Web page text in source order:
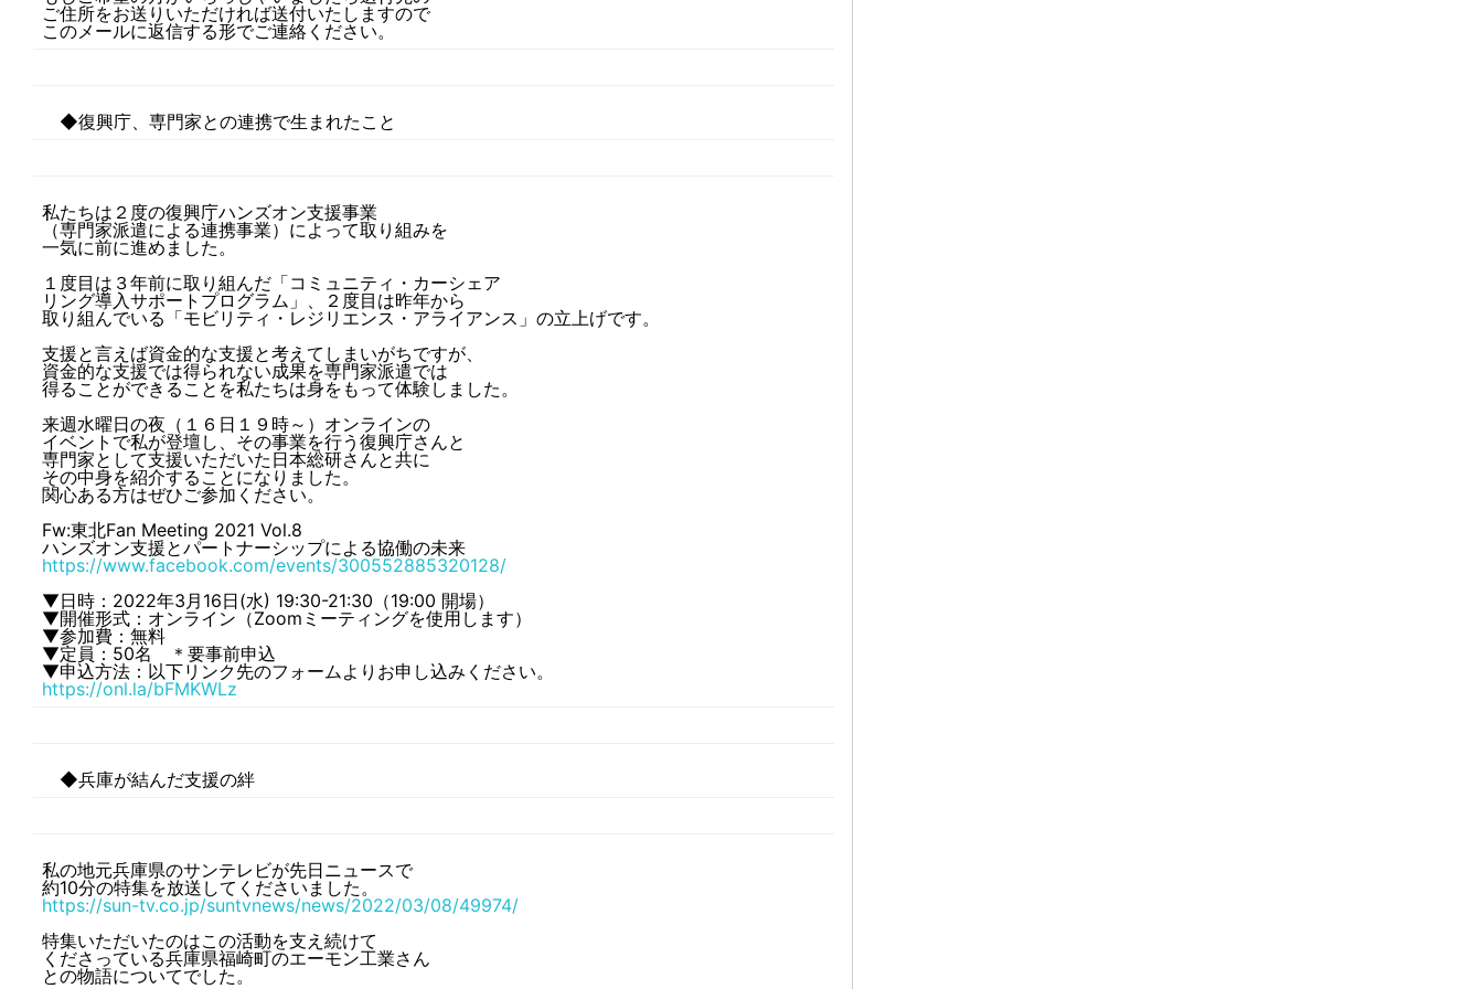
ご住所をお送りいただければ送付いたしますので
このメールに返信する形でご連絡ください。
◆復興庁、専門家との連携で生まれたこと
私たちは２度の復興庁ハンズオン支援事業
（専門家派遣による連携事業）によって取り組みを
一気に前に進めました。
１度目は３年前に取り組んだ「コミュニティ・カーシェア
リング導入サポートプログラム」、２度目は昨年から
取り組んでいる「モビリティ・レジリエンス・アライアンス」の立上げです。
支援と言えば資金的な支援と考えてしまいがちですが、
資金的な支援では得られない成果を専門家派遣では
得ることができることを私たちは身をもって体験しました。
来週水曜日の夜（１６日１９時～）オンラインの
イベントで私が登壇し、その事業を行う復興庁さんと
専門家として支援いただいた日本総研さんと共に
その中身を紹介することになりました。
関心ある方はぜひご参加ください。
Fw:東北Fan Meeting 2021 Vol.8
ハンズオン支援とパートナーシップによる協働の未来
https://www.facebook.com/events/300552885320128/
▼日時：2022年3月16日(水) 19:30-21:30（19:00 開場）
▼開催形式：オンライン（Zoomミーティングを使用します）
▼参加費：無料
▼定員：50名 ＊要事前申込
▼申込方法：以下リンク先のフォームよりお申し込みください。
https://onl.la/bFMKWLz
◆兵庫が結んだ支援の絆
私の地元兵庫県のサンテレビが先日ニュースで
約10分の特集を放送してくださいました。
https://sun-tv.co.jp/suntvnews/news/2022/03/08/49974/
特集いただいたのはこの活動を支え続けて
くださっている兵庫県福崎町のエーモン工業さん
との物語についてでした。